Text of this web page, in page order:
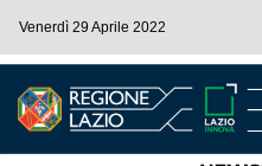
Venerdì 29 Aprile 2022